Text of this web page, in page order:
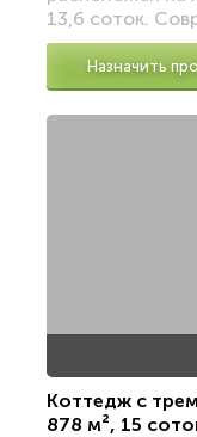
13,6 соток.
Назначить
Коттедж с
878 м², 15